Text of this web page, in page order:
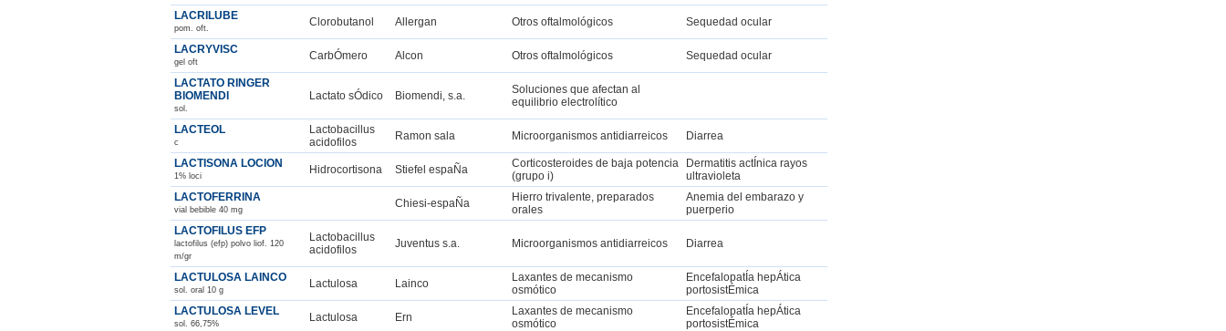
LACRILUBE
pom. oft. Clorobutanol Allergan Otros oftalmológicos Sequedad ocular
LACRYVISC
gel oft CarbÓmero Alcon Otros oftalmológicos Sequedad ocular
LACTATO RINGER
BIOMENDI
sol.
Lactato sÓdico Biomendi, s.a.
Soluciones que afectan al
equilibrio electrolítico
LACTEOL
c
Lactobacillus
acidofilos
Ramon sala Microorganismos antidiarreicos Diarrea
LACTISONA LOCION
1% loci Hidrocortisona Stiefel espaÑa
Corticosteroides de baja potencia
(grupo i)
Dermatitis actÍnica rayos
ultravioleta
LACTOFERRINA
vial bebible 40 mg Chiesi-espaÑa
Hierro trivalente, preparados
orales
Anemia del embarazo y
puerperio
LACTOFILUS EFP
lactofilus (efp) polvo liof. 120
m/gr
Lactobacillus
acidofilos
Juventus s.a. Microorganismos antidiarreicos Diarrea
LACTULOSA LAINCO
sol. oral 10 g Lactulosa Lainco
Laxantes de mecanismo
osmótico
EncefalopatÍa hepÁtica
portosistÉmica
LACTULOSA LEVEL
sol. 66,75% Lactulosa Ern
Laxantes de mecanismo
osmótico
EncefalopatÍa hepÁtica
portosistÉmica